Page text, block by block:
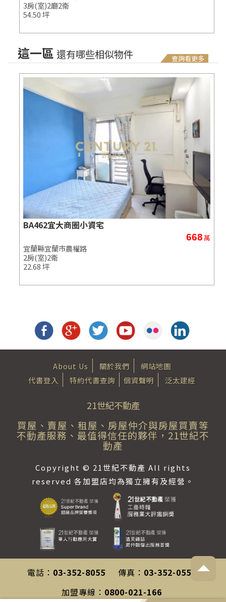
3房(室)2廳2衛
54.50 坪
查詢看更多
這一區 還有哪些相似物件
BA462宜大商圈小資宅
668萬
宜蘭縣宜蘭市農權路
2房(室)2衛
22.68 坪
About Us 關於我們
網站地圖
代書登入
特約代書查詢 個資聲明 泛太建經
21世紀不動產
買屋、賣屋、租屋、房屋仲介與房屋買賣等
不動產服務、最值得信任的夥伴，21世紀不
動產
Copyright © 21世紀不動產 All rights
reserved 各加盟店均為獨立擁有及經營。
電話： 03-352-8055 傳真： 03-352-0558
加盟專線： 0800-021-166